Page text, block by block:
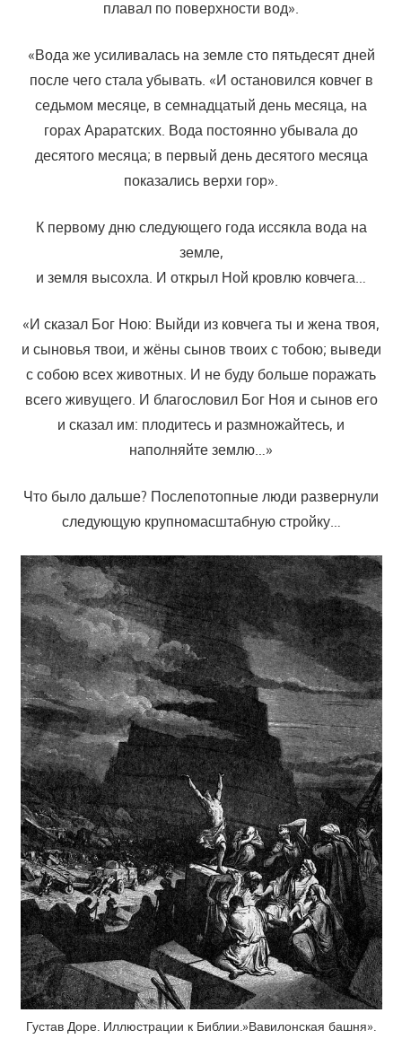
плавал по поверхности вод».
«Вода же усиливалась на земле сто пятьдесят дней
после чего стала убывать. «И остановился ковчег в
седьмом месяце, в семнадцатый день месяца, на
горах Араратских. Вода постоянно убывала до
десятого месяца; в первый день десятого месяца
показались верхи гор».
К первому дню следующего года иссякла вода на
земле,
и земля высохла. И открыл Ной кровлю ковчега…
«И сказал Бог Ною: Выйди из ковчега ты и жена твоя,
и сыновья твои, и жёны сынов твоих с тобою; выведи
с собою всех животных. И не буду больше поражать
всего живущего. И благословил Бог Ноя и сынов его
и сказал им: плодитесь и размножайтесь, и
наполняйте землю…»
Что было дальше? Послепотопные люди развернули
следующую крупномасштабную стройку…
Густав Доре. Иллюстрации к Библии.»Вавилонская башня».